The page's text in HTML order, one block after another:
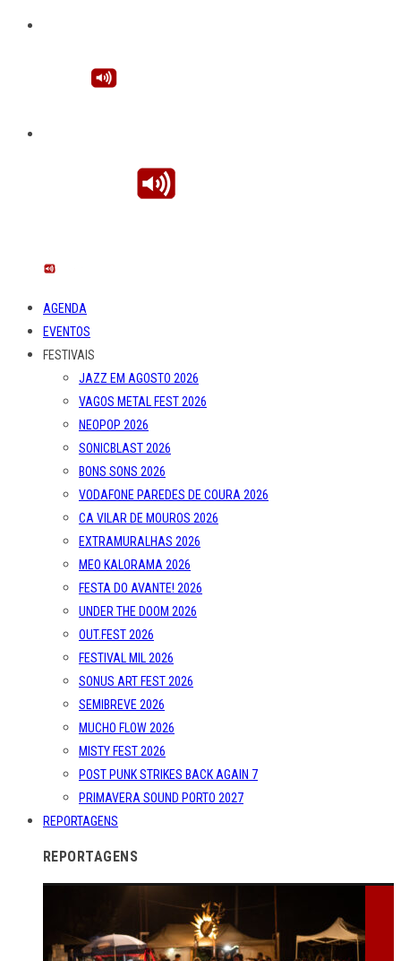
AGENDA
EVENTOS
FESTIVAIS
JAZZ EM AGOSTO 2026
VAGOS METAL FEST 2026
NEOPOP 2026
SONICBLAST 2026
BONS SONS 2026
VODAFONE PAREDES DE COURA 2026
CA VILAR DE MOUROS 2026
EXTRAMURALHAS 2026
MEO KALORAMA 2026
FESTA DO AVANTE! 2026
UNDER THE DOOM 2026
OUT.FEST 2026
FESTIVAL MIL 2026
SONUS ART FEST 2026
SEMIBREVE 2026
MUCHO FLOW 2026
MISTY FEST 2026
POST PUNK STRIKES BACK AGAIN 7
PRIMAVERA SOUND PORTO 2027
REPORTAGENS
REPORTAGENS